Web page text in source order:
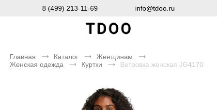
8 (499) 213-11-69 info@tdoo.ru
Главная Каталог
Женщинам
Женская одежда
Куртки Ветровка женская JG4170